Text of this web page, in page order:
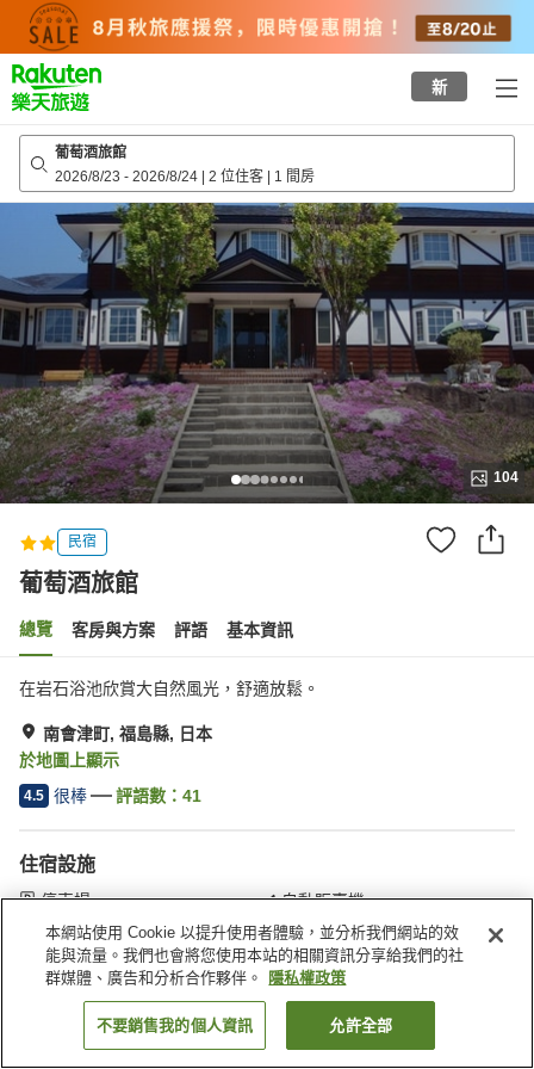
top
page
新
葡萄酒旅館
2026/8/23 - 2026/8/24 | 2 位住客 | 1 間房
104
民宿
葡萄酒旅館
總覽 客房與方案 評語 基本資訊
在岩石浴池欣賞大自然風光，舒適放鬆。
南會津町, 福島縣, 日本
於地圖上顯示
4.5 很棒 評語數： 41
住宿設施
停車場
自動販賣機
滑雪設備乾燥室
宅配服務
首頁 日本 福島縣 南會津町 葡萄酒旅館
找客房
本網站使用 Cookie 以提升使用者體驗，並分析我們網站的效
能與流量。我們也會將您使用本站的相關資訊分享給我們的社
群媒體、廣告和分析合作夥伴。
隱私權政策
不要銷售我的個人資訊 允許全部